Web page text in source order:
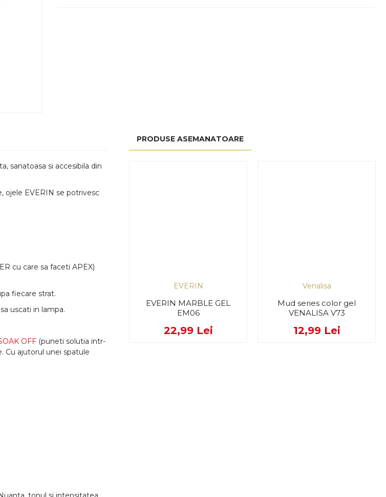
sanatoasa si accesibila din
ojele EVERIN se potrivesc
cu care sa faceti APEX)
fiecare strat.
uscati in lampa.
OFF (puneti solutia intr-
Cu ajutorul unei spatule
PRODUSE ASEMANATOARE
EVERIN
EVERIN MARBLE GEL
EM06
22,99 Lei
Venalisa
Mud series color gel
VENALISA V73
12,99 Lei